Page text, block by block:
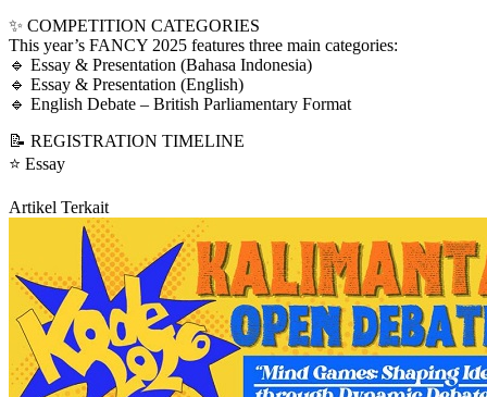
✨ COMPETITION CATEGORIES
This year’s FANCY 2025 features three main categories:
🔹 Essay & Presentation (Bahasa Indonesia)
🔹 Essay & Presentation (English)
🔹 English Debate – British Parliamentary Format
📝 REGISTRATION TIMELINE
⭐ Essay
Artikel Terkait